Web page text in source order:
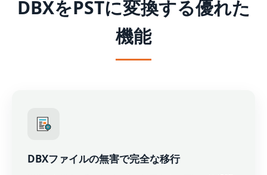
DBXをPSTに変換する優れた
機能
DBXファイルの無害で完全な移行